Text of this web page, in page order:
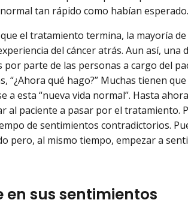
tan rápido como habían esperado.
el tratamiento termina, la mayoría
del cáncer atrás. Aun así, una
por parte de las personas a cargo del
“¿Ahora qué hago?” Muchas tienen
a esta “nueva vida normal”. Hasta
al paciente a pasar por el tratamiento.
de sentimientos contradictorios.
pero, al mismo tiempo, empezar a
en sus sentimientos